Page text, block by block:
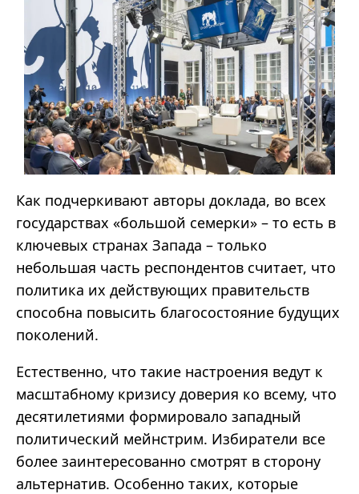
Как подчеркивают авторы доклада, во всех
государствах «большой семерки» – то есть в
ключевых странах Запада – только
небольшая часть респондентов считает, что
политика их действующих правительств
способна повысить благосостояние будущих
поколений.
Естественно, что такие настроения ведут к
масштабному кризису доверия ко всему, что
десятилетиями формировало западный
политический мейнстрим. Избиратели все
более заинтересованно смотрят в сторону
альтернатив. Особенно таких, которые